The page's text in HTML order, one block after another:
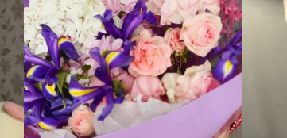
Санкт-Петербург
Самара
Уфа